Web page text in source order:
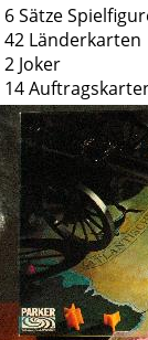
6 Sätze
42 Länderkarten
2 Joker
14